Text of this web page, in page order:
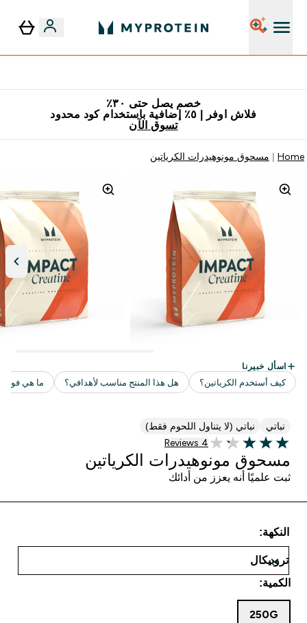
خصم يصل حتى ٣٠٪
فلاش اوفر | ٥٪ إضافية باستخدام كود محدود
تسوق الآن
Home مسحوق مونوهيدرات الكرياتين
نباتي نباتي (لا يتناول اللحوم فقط)
3.25 out of 5 stars
4 customer reviews
4 Reviews
مسحوق مونوهيدرات الكرياتين
ثبت علميًا أنه يعزز من أدائك
النكهة:
الكمية:
250G